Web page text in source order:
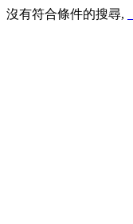
沒有符合條件的搜尋,